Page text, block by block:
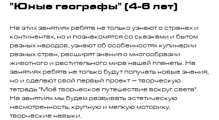
"Юные географы" (4-6 лет)
На этих занятиях ребята не только узнают о странах и
континентах, но и познакомятся со сказками и бытом
разных народов, узнают об особенностях кулинарии
разных стран, расширят знания о многообразии
животного и растительного мира нашей планеты. На
занятиях ребята не только будут получать новые знания,
но и сделают свой первый проект – творческую
тетрадь "Моё творческое путешествие вокруг света".
На занятиях мы будем развивать эстетическую
насмотренность, крупную и мелкую моторику,
творческие навыки.